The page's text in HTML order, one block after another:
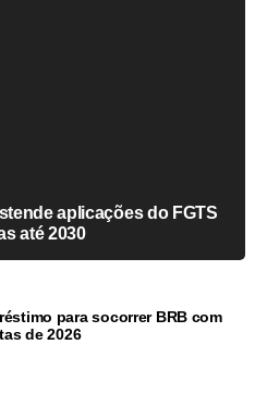
aplicações do FGTS
até 2030
para socorrer BRB com
de 2026